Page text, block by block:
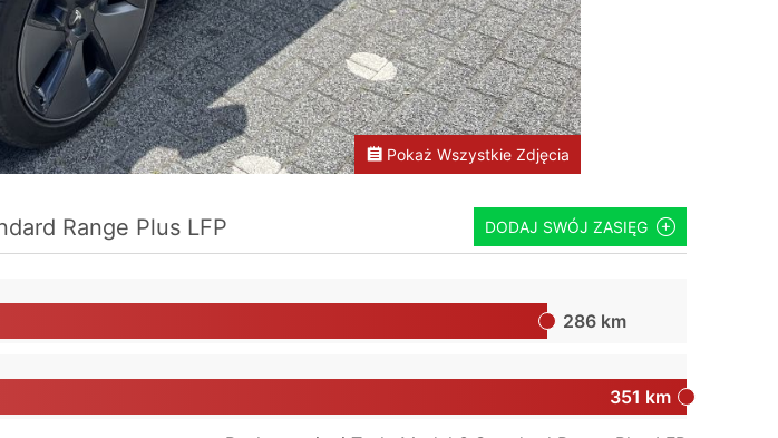
Pokaż Wszystkie Zdjęcia
Range Plus LFP DODAJ SWÓJ ZASIĘG
286 km
351 km